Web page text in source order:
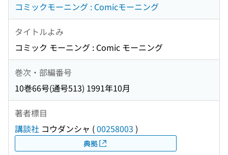
コミックモーニング : Comicモーニング
タイトルよみ
コミック モーニング : Comic モーニング
巻次・部編番号
10巻66号(通号513) 1991年10月
著者標目
講談社 コウダンシャ (00258003 )
典拠